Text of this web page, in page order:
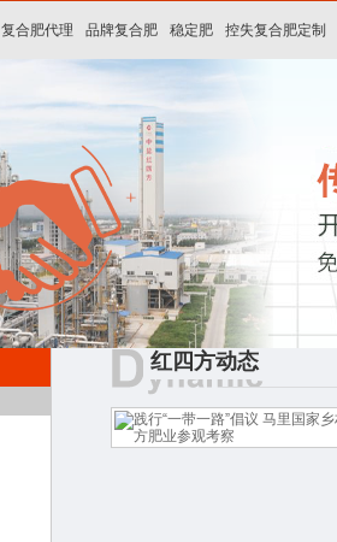
复合肥代理 品牌复合肥 稳定肥 控失复合肥定制
红四方动态